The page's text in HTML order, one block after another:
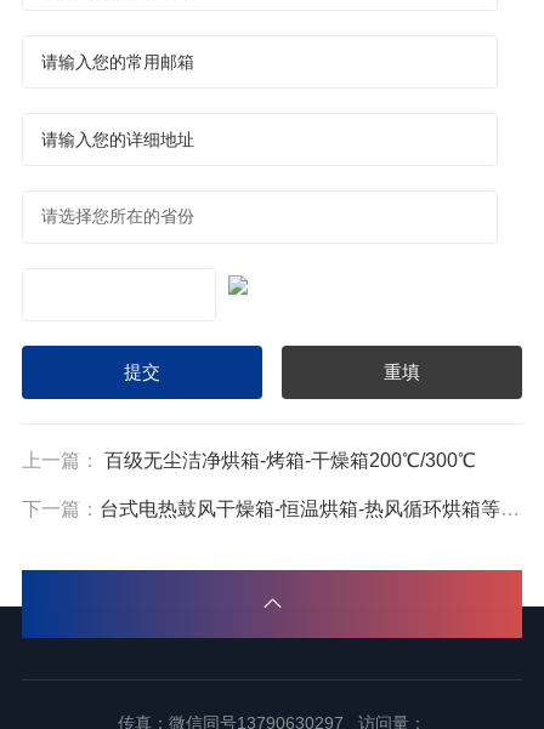
上一篇： 百级无尘洁净烘箱-烤箱-干燥箱200℃/300℃
下一篇： 台式电热鼓风干燥箱-恒温烘箱-热风循环烘箱等（250℃/300℃）
传真：微信同号13790630297 访问量：